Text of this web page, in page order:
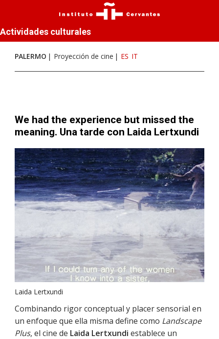
Actividades culturales
PALERMO Proyección de cine ES IT
We had the experience but missed the
meaning. Una tarde con Laida Lertxundi
Laida Lertxundi
Combinando rigor conceptual y placer sensorial en
un enfoque que ella misma define como Landscape
Plus, el cine de Laida Lertxundi establece un